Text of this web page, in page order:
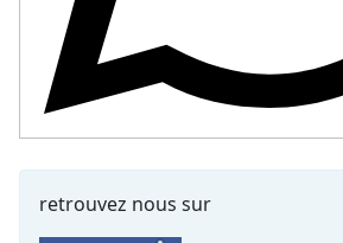
retrouvez nous sur